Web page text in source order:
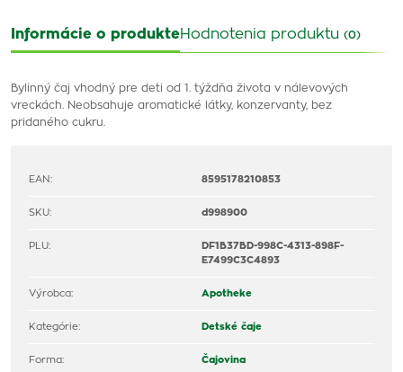
Informácie o produkteHodnotenia produktu (0)
Bylinný čaj vhodný pre deti od 1. týždňa života v nálevových
vreckách. Neobsahuje aromatické látky, konzervanty, bez
pridaného cukru.
EAN: 8595178210853
SKU: d998900
PLU:
DF1B37BD-998C-4313-898F-
E7499C3C4893
Výrobca: Apotheke
Kategórie: Detské čaje
Forma: Čajovina